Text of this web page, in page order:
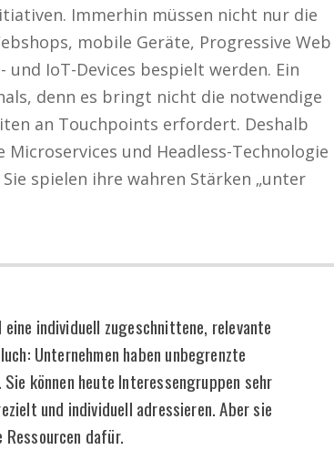
Immerhin müssen nicht nur die
mobile Geräte, Progressive Web
und IoT-Devices bespielt werden. Ein
denn es bringt nicht die notwendige
an Touchpoints erfordert. Deshalb
und Headless-Technologie
spielen ihre wahren Stärken „unter
individuell zugeschnittene, relevante
Unternehmen haben unbegrenzte
können heute Interessengruppen sehr
und individuell adressieren. Aber sie
dafür.